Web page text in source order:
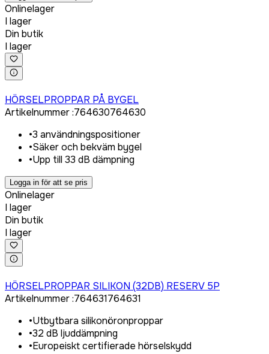
Onlinelager
I lager
Din butik
I lager
HÖRSELPROPPAR PÅ BYGEL
Artikelnummer:764630764630
•3 användningspositioner
•Säker och bekväm bygel
•Upp till 33 dB dämpning
Logga in för att se pris
Onlinelager
I lager
Din butik
I lager
HÖRSELPROPPAR SILIKON (32DB) RESERV 5P
Artikelnummer:764631764631
•Utbytbara silikonöronproppar
•32 dB ljuddämpning
•Europeiskt certifierade hörselskydd